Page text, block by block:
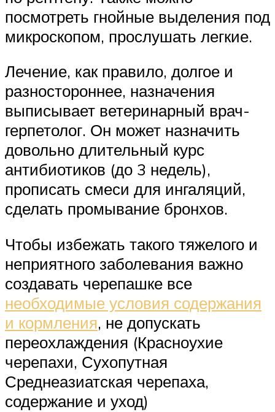
посмотреть гнойные выделения под
микроскопом, прослушать легкие.
Лечение, как правило, долгое и
разностороннее, назначения
выписывает ветеринарный врач-
герпетолог. Он может назначить
довольно длительный курс
антибиотиков (до 3 недель),
прописать смеси для ингаляций,
сделать промывание бронхов.
Чтобы избежать такого тяжелого и
неприятного заболевания важно
создавать черепашке все
необходимые условия содержания
и кормления, не допускать
переохлаждения (Красноухие
черепахи, Сухопутная
Среднеазиатская черепаха,
содержание и уход)